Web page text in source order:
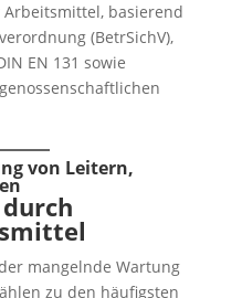
basierend
(BetrSichV),
EN 131 sowie
von Leitern,
mangelnde Wartung
zu den häufigsten